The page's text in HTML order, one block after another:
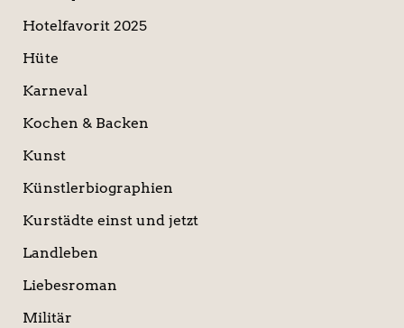
Hotelfavorit 2025
Hüte
Karneval
Kochen & Backen
Kunst
Künstlerbiographien
Kurstädte einst und jetzt
Landleben
Liebesroman
Militär